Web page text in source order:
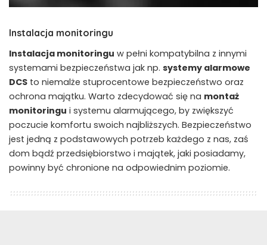
Instalacja monitoringu
Instalacja monitoringu w pełni kompatybilna z innymi
systemami bezpieczeństwa jak np. systemy alarmowe
DCS to niemalże stuprocentowe bezpieczeństwo oraz
ochrona majątku. Warto zdecydować się na montaż
monitoringu i systemu alarmującego, by zwiększyć
poczucie komfortu swoich najbliższych. Bezpieczeństwo
jest jedną z podstawowych potrzeb każdego z nas, zaś
dom bądź przedsiębiorstwo i majątek, jaki posiadamy,
powinny być chronione na odpowiednim poziomie.